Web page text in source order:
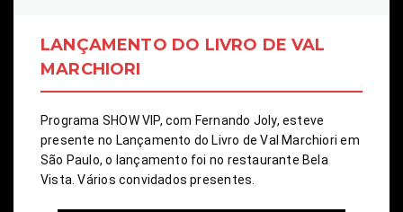
LANÇAMENTO DO LIVRO DE VAL
MARCHIORI
Programa SHOW VIP, com Fernando Joly, esteve
presente no Lançamento do Livro de Val Marchiori em
São Paulo, o lançamento foi no restaurante Bela
Vista. Vários convidados presentes.